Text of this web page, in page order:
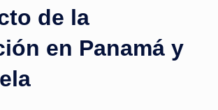
de la
en Panamá y